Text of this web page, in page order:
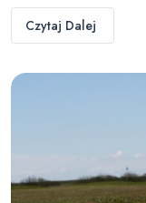
Czytaj Dalej